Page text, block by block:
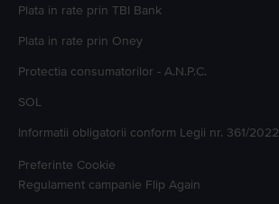
Plata in rate prin TBI Bank
Plata in rate prin Oney
Protectia consumatorilor - A.N.P.C.
SOL
Informatii obligatorii conform Legii nr. 361/2022
Preferinte Cookie
Regulament campanie Flip Again